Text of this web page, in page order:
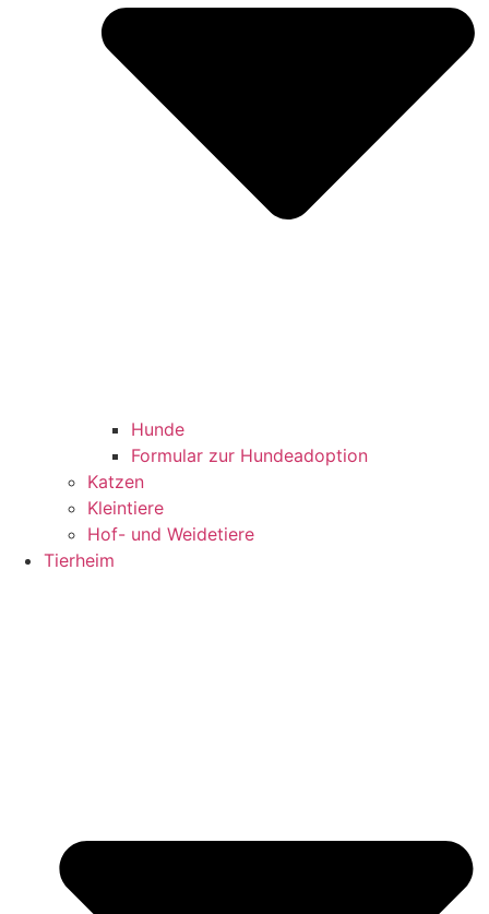
Hunde
Formular zur Hundeadoption
Katzen
Kleintiere
Hof- und Weidetiere
Tierheim